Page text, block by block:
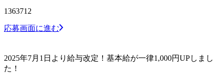
1363712
応募画面に進む
2025年7月1日より給与改定！基本給が一律1,000円UPしまし
た！